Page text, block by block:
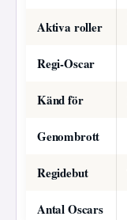
Aktiva roller
Regi-Oscar
Känd för
Genombrott
Regidebut
Antal Oscars